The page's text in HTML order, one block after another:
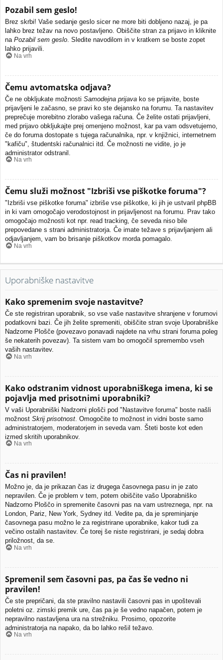
Pozabil sem geslo!
Brez skrbi! Vaše sedanje geslo sicer ne more biti dobljeno nazaj, je pa
lahko brez težav na novo postavljeno. Obiščite stran za prijavo in kliknite
na Pozabil sem geslo. Sledite navodilom in v kratkem se boste zopet
lahko prijavili.
Na vrh
Čemu avtomatska odjava?
Če ne obkljukate možnosti Samodejna prijava ko se prijavite, boste
prijavljeni le začasno, se pravi ko ste dejansko na forumu. Ta nastavitev
preprečuje morebitno zlorabo vašega računa. Če želite ostati prijavljeni,
med prijavo obkljukajte prej omenjeno možnost, kar pa vam odsvetujemo,
če do foruma dostopate s tujega računalnika, npr. v knjižnici, internetnem
"kafiču", študentski računalnici itd. Če možnosti ne vidite, jo je
administrator odstranil.
Na vrh
Čemu služi možnost "Izbriši vse piškotke foruma"?
"Izbriši vse piškotke foruma" izbriše vse piškotke, ki jih je ustvaril phpBB
in ki vam omogočajo verodostojnost in prijavljenost na forumu. Prav tako
omogočajo možnosti kot npr. read tracking, če seveda niso bile
prepovedane s strani administratorja. Če imate težave s prijavljanjem ali
odjavljanjem, vam bo brisanje piškotkov morda pomagalo.
Na vrh
Uporabniške nastavitve
Kako spremenim svoje nastavitve?
Če ste registriran uporabnik, so vse vaše nastavitve shranjene v forumovi
podatkovni bazi. Če jih želite spremeniti, obiščite stran svoje Uporabniške
Nadzorne Plošče (povezavo ponavadi najdete na vrhu strani foruma poleg
še nekaterih povezav). Ta sistem vam bo omogočil spremembo vseh
vaših nastavitev.
Na vrh
Kako odstranim vidnost uporabniškega imena, ki se
pojavlja med prisotnimi uporabniki?
V vaši Uporabniški Nadzorni plošči pod "Nastavitve foruma" boste našli
možnost Skrij prisotnost . Omogočite to možnost in vidni boste samo
administratorjem, moderatorjem in seveda vam. Šteti boste kot eden
izmed skritih uporabnikov.
Na vrh
Čas ni pravilen!
Možno je, da je prikazan čas iz drugega časovnega pasu in je zato
nepravilen. Če je problem v tem, potem obiščite vašo Uporabniško
Nadzorno Ploščo in spremenite časovni pas na vam ustreznega, npr. na
London, Pariz, New York, Sydney itd. Vedite pa, da je spreminjanje
časovnega pasu možno le za registrirane uporabnike, kakor tudi za
večino ostalih nastavitev. Če torej še niste registrirani, je sedaj dobra
priložnost, da se.
Na vrh
Spremenil sem časovni pas, pa čas še vedno ni
pravilen!
Če ste prepričani, da ste pravilno nastavili časovni pas in upoštevali
poletni oz. zimski premik ure, čas pa je še vedno napačen, potem je
nepravilno nastavljena ura na strežniku. Prosimo, opozorite
administratorja na napako, da bo lahko rešil težavo.
Na vrh